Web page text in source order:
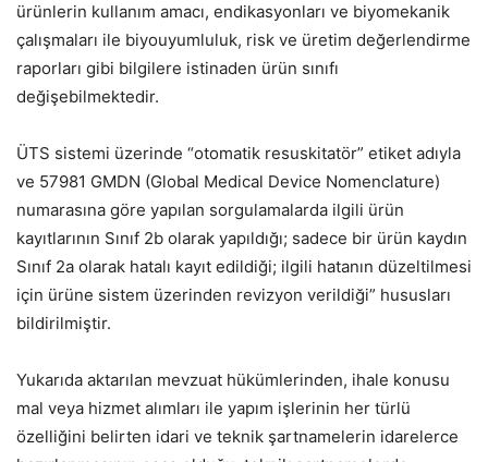
ürünlerin kullanım amacı, endikasyonları ve biyomekanik
çalışmaları ile biyouyumluluk, risk ve üretim değerlendirme
raporları gibi bilgilere istinaden ürün sınıfı
değişebilmektedir.
ÜTS sistemi üzerinde “otomatik resuskitatör” etiket adıyla
ve 57981 GMDN (Global Medical Device Nomenclature)
numarasına göre yapılan sorgulamalarda ilgili ürün
kayıtlarının Sınıf 2b olarak yapıldığı; sadece bir ürün kaydın
Sınıf 2a olarak hatalı kayıt edildiği; ilgili hatanın düzeltilmesi
için ürüne sistem üzerinden revizyon verildiği” hususları
bildirilmiştir.
Yukarıda aktarılan mevzuat hükümlerinden, ihale konusu
mal veya hizmet alımları ile yapım işlerinin her türlü
özelliğini belirten idari ve teknik şartnamelerin idarelerce